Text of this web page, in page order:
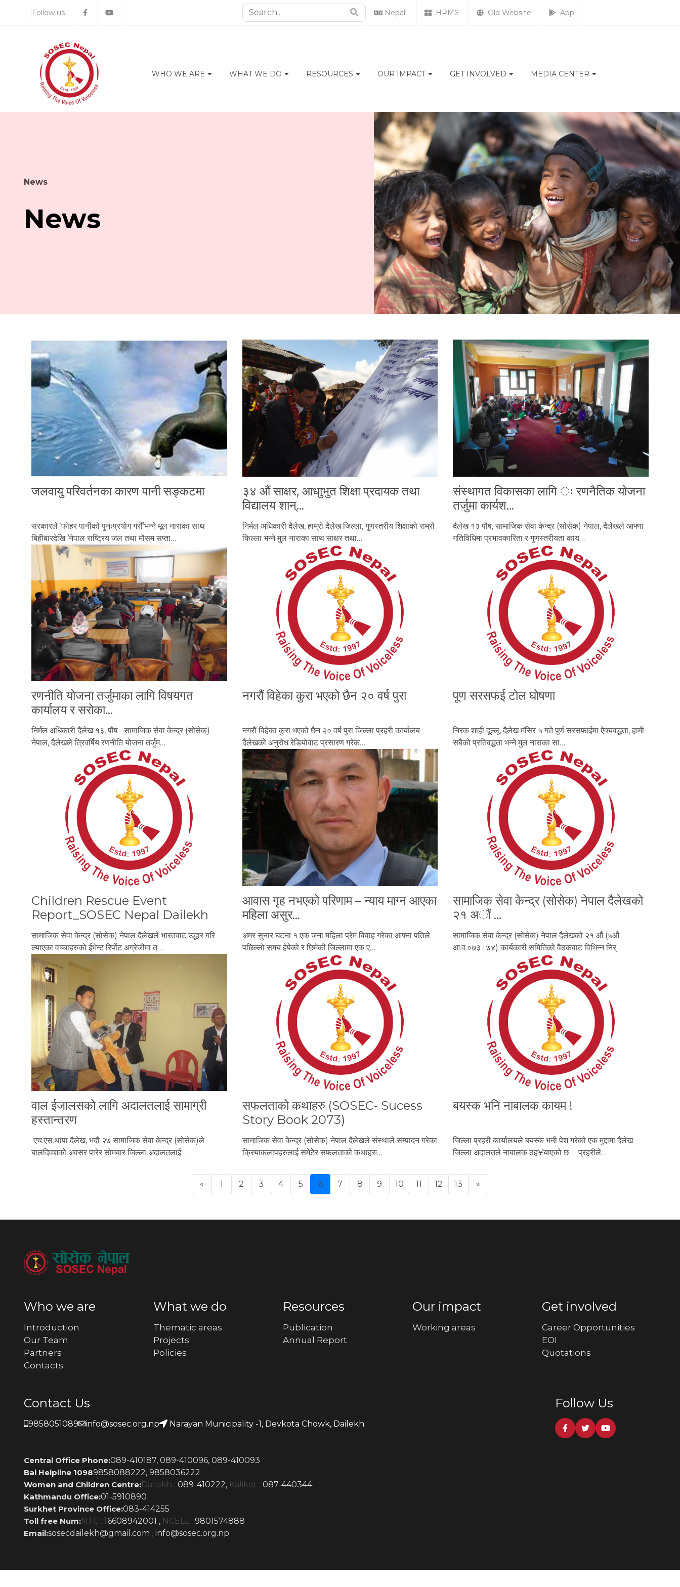
Follow us Nepali HRMS Old Website App
WHO WE ARE WHAT WE DO RESOURCES OUR IMPACT GET INVOLVED MEDIA CENTER
News
News
जलवायु परिवर्तनका कारण पानी सङ्कटमा
सरकारले ‘फोहर पानीको पुनःप्रयोग गरौँ’भन्ने मूल नाराका साथ
बिहीबारदेखि ‘नेपाल राष्ट्रिय जल तथा मौसम सप्ता…
३४ औं साक्षर, आधाुभुत शिक्षा प्रदायक तथा
विद्यालय शान्…
निर्मल अधिकारी दैलेख, हाम्रो दैलेख जिल्ला, गुणस्तरीय शिक्षाको राम्रो
किल्ला भन्ने मुल नाराका साथ साक्षर तथा…
संस्थागत विकासका लागि ः रणनैतिक योजना
तर्जुमा कार्यश…
दैलेख १३ पौष, सामाजिक सेवा केन्द्र (सोसेक) नेपाल, दैलेखले आफ्ना
गतिविधिमा प्रभावकारिता र गुणस्तरीयता काय…
रणनीति योजना तर्जुमाका लागि विषयगत
कार्यालय र सरोका…
निर्मल अधिकारी दैलेख १३, पौष –सामाजिक सेवा केन्द्र (सोसेक)
नेपाल, दैलेखले त्रिवर्षिय रणनीति योजना तर्जुम…
नगरौं विहेका कुरा भएको छैन २० वर्ष पुरा
नगरौं विहेका कुरा भएको छैन २० वर्ष पुरा जिल्ला प्रहरी कार्यालय
दैलेखको अनुरोध रेडियोवाट प्रसारण गरेक…
पूण सरसफई टोल घोषणा
निरक शाही दूल्लू, दैलेख मंसिर ५ गते पूर्ण सरसफाईमा ऐक्यवद्धता, हामी
सबैको प्रतिवद्धता भन्ने मुल नाराका सा…
Children Rescue Event
Report_SOSEC Nepal Dailekh
सामाजिक सेवा केन्द्र (सोसेक) नेपाल दैलेखले भारतवाट उद्धार गरि
ल्याएका वच्चाहरुको ईभेन्ट रिर्पोट अग्रेजीमा त…
आवास गृह नभएको परिणाम – न्याय माग्न आएका
महिला असुर…
अमर सुनार घटना १ एक जना महिला प्रेम विवाह गरेका आफ्ना पतिले
पछिल्लो समय हेपेको र छिमेकी जिल्लामा एक ए…
सामाजिक सेवा केन्द्र (सोसेक) नेपाल दैलेखको
२१ अाैं …
सामाजिक सेवा केन्द्र (सोसेक) नेपाल दैलेखको २१ औं (५औं
आ.व.०७३।७४) कार्यकारी समितिको वैठकवाट विभिन्न निर्…
वाल ईजालसको लागि अदालतलाई सामाग्री
हस्तान्तरण
एच.एस.थापा दैलेख, भदौ २७ सामाजिक सेवा केन्द्र (सोसेक)ले
बालदिवशको अवसर पारेर सोमबार जिल्ला अदालतलाई …
सफलताको कथाहरु (SOSEC- Sucess
Story Book 2073)
सामाजिक सेवा केन्द्र (सोसेक) नेपाल दैलेखले संस्थाले सम्पादन गरेका
क्रियाकलापहरुलाई समेटेर सफलताको कथाहरु…
बयस्क भनि नाबालक कायम !
जिल्ला प्रहरी कार्यालयले बयस्क भनी पेश गरेको एक मुद्दामा दैलेख
जिल्ला अदालतले नाबालक ठह¥याएको छ । प्रहरीले…
«Previous
1 2 3 4 5 6 7 8 9 10 11 12 13 »
Who we are
Introduction
Our Team
Partners
Contacts
What we do
Thematic areas
Projects
Policies
Resources
Publication
Annual Report
Our impact
Working areas
Get involved
Career Opportunities
EOI
Quotations
Contact Us
9858051089 info@sosec.org.np Narayan Municipality -1, Devkota Chowk, Dailekh
Central Office Phone:089-410187, 089-410096, 089-410093
Bal Helpline 10989858088222, 9858036222
Women and Children Centre:Dailekh : 089-410222, Kalikot : 087-440344
Kathmandu Office:01-5910890
Surkhet Province Office:083-414255
Toll free Num:NTC : 16608942001 , NCELL : 9801574888
Email:sosecdailekh@gmail.com , info@sosec.org.np
Follow Us